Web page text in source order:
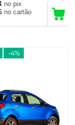
no pix
no cartão
-4%